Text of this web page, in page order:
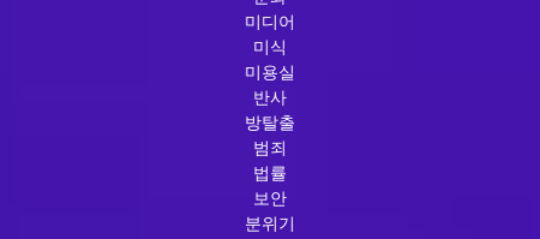
미디어
미식
미용실
반사
방탈출
범죄
법률
보안
분위기